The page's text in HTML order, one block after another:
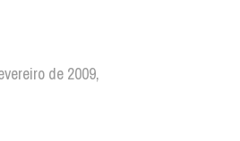
de 2009,